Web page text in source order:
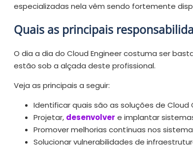
especializadas nela vêm sendo fortemente
Quais as principais
O dia a dia do Cloud Engineer costuma ser
estão sob a alçada deste profissional.
Veja as principais a seguir:
Identificar quais são as soluções de
Projetar, desenvolver e implantar
Promover melhorias contínuas nos
Solucionar vulnerabilidades de